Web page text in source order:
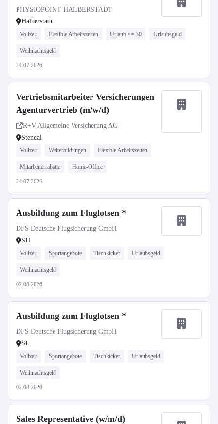
PHYSIOPOINT HALBERSTADT
Halberstadt
Vollzeit Flexible Arbeitszeiten Urlaub >= 30 Urlaubsgeld
Weihnachtsgeld
24.07.2026
Vertriebsmitarbeiter Versicherungen
Agenturvertrieb (m/w/d)
R+V Allgemeine Versicherung AG
Stendal
Vollzeit Weiterbildungen Flexible Arbeitszeiten
Mitarbeiterrabatte Home-Office
24.07.2026
Ausbildung zum Fluglotsen *
DFS Deutsche Flugsicherung GmbH
SH
Vollzeit Sportangebote Tischkicker Urlaubsgeld
Weihnachtsgeld
02.08.2026
Ausbildung zum Fluglotsen *
DFS Deutsche Flugsicherung GmbH
SL
Vollzeit Sportangebote Tischkicker Urlaubsgeld
Weihnachtsgeld
02.08.2026
Sales Representative (w/m/d)